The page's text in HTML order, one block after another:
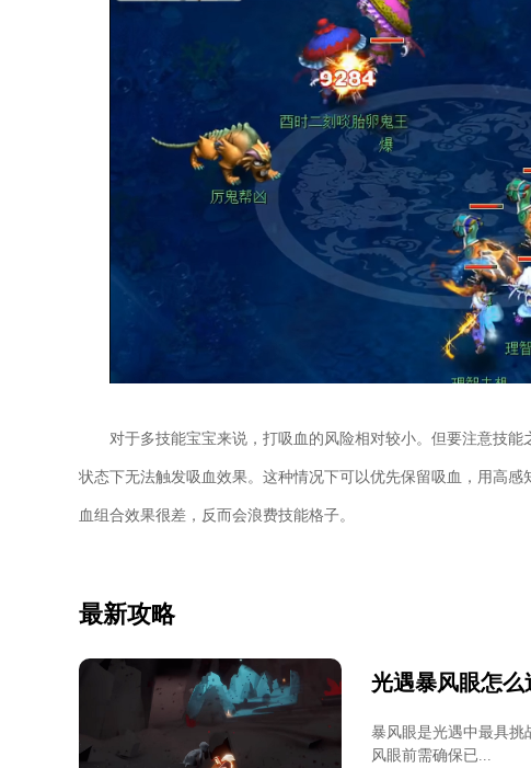
对于多技能宝宝来说，打吸血的风险相对较小。但要注意技
状态下无法触发吸血效果。这种情况下可以优先保留吸血，用高
血组合效果很差，反而会浪费技能格子。
最新攻略
光遇暴风眼怎么
暴风眼是光遇中最具挑
风眼前需确保已...